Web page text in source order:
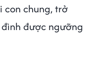
con chung, trở
được ngưỡng